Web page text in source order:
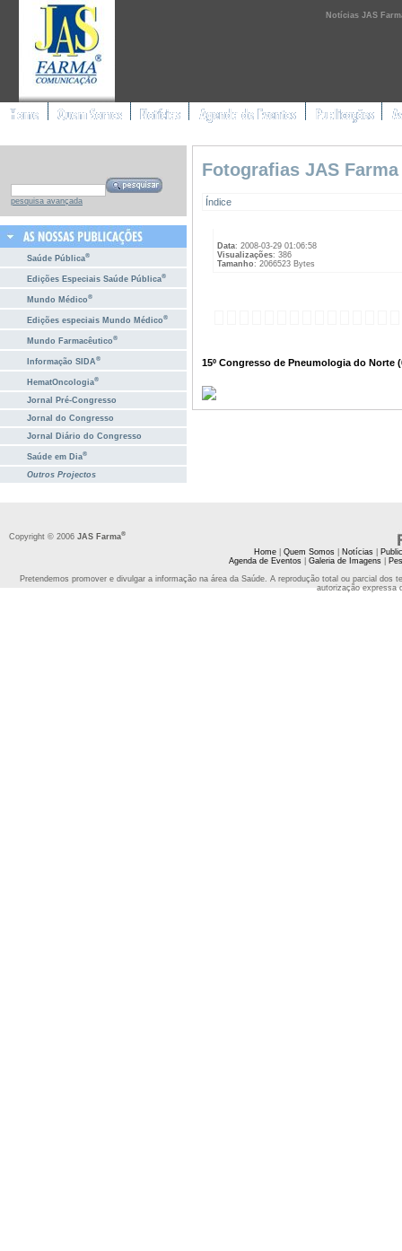
Notícias JAS
pesquisa avançada
Saúde Pública®
Edições Especiais Saúde Pública®
Mundo Médico®
Edições especiais Mundo Médico®
Mundo Farmacêutico®
Informação SIDA®
HematOncologia®
Jornal Pré-Congresso
Jornal do Congresso
Jornal Diário do Congresso
Saúde em Dia®
Outros Projectos
Fotografias JAS
Índice
Data: 2008-03-29 01:06:58
Visualizações: 386
Tamanho: 2066523 Bytes
15º Congresso de Pneumologia do Norte
Copyright © 2006 JAS Farma®
Home| Quem Somos| Notícias|
Agenda de Eventos| Galeria de Imagens|
Pretendemos promover e divulgar a informação na área da Saúde. A reprodução total ou parcial
autorização expressa